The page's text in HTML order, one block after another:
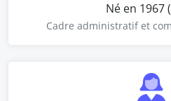
Né en 1967
Cadre administratif et